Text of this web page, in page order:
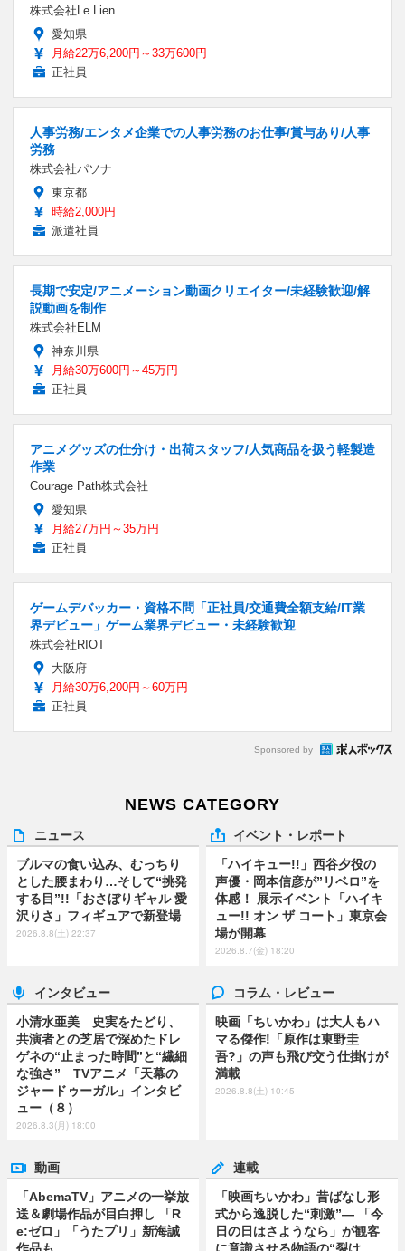
株式会社Le Lien
愛知県
月給22万6,200円～33万600円
正社員
人事労務/エンタメ企業での人事労務のお仕事/賞与あり/人事
労務
株式会社パソナ
東京都
時給2,000円
派遣社員
長期で安定/アニメーション動画クリエイター/未経験歓迎/解
説動画を制作
株式会社ELM
神奈川県
月給30万600円～45万円
正社員
アニメグッズの仕分け・出荷スタッフ/人気商品を扱う軽製造
作業
Courage Path株式会社
愛知県
月給27万円～35万円
正社員
ゲームデバッカー・資格不問「正社員/交通費全額支給/IT業
界デビュー」ゲーム業界デビュー・未経験歓迎
株式会社RIOT
大阪府
月給30万6,200円～60万円
正社員
Sponsored by
NEWS CATEGORY
ニュース
ブルマの食い込み、むっちり
とした腰まわり…そして“挑発
する目”!!「おさぼりギャル 愛
沢りさ」フィギュアで新登場
2026.8.8(土) 22:37
イベント・レポート
「ハイキュー!!」西谷夕役の
声優・岡本信彦が”リベロ”を
体感！ 展示イベント「ハイキ
ュー!! オン ザ コート」東京会
場が開幕
2026.8.7(金) 18:20
インタビュー
小清水亜美 史実をたどり、
共演者との芝居で深めたドレ
ゲネの“止まった時間”と“繊細
な強さ” TVアニメ「天幕の
ジャードゥーガル」インタビ
ュー（８）
2026.8.3(月) 18:00
コラム・レビュー
映画「ちいかわ」は大人もハ
マる傑作!「原作は東野圭
吾?」の声も飛び交う仕掛けが
満載
2026.8.8(土) 10:45
動画
「AbemaTV」アニメの一挙放
送＆劇場作品が目白押し 「R
e:ゼロ」「うたプリ」新海誠
作品も
連載
「映画ちいかわ」昔ばなし形
式から逸脱した“刺激”― 「今
日の日はさようなら」が観客
に意識させる物語の“裂け